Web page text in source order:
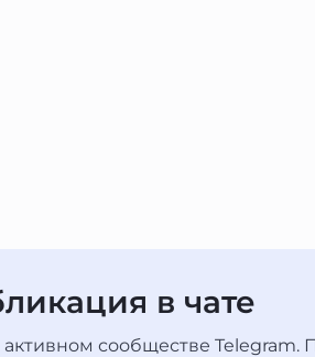
в чате
активном сообществе Telegram.